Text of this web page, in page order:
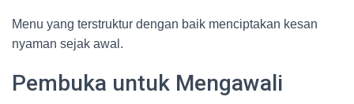
Menu yang terstruktur dengan baik menciptakan kesan
nyaman sejak awal.
Pembuka untuk Mengawali